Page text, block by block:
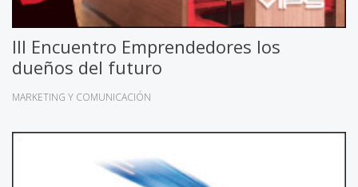
III Encuentro Emprendedores los
dueños del futuro
MARKETING Y COMUNICACIÓN